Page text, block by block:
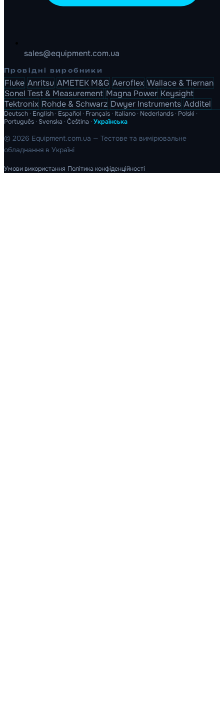
sales@equipment.com.ua
Провідні виробники
Fluke Anritsu AMETEK M&G Aeroflex Wallace & Tiernan
Sonel Test & Measurement Magna Power Keysight
Tektronix Rohde & Schwarz Dwyer Instruments Additel
Deutsch · English · Español · Français · Italiano · Nederlands · Polski ·
Português · Svenska · Čeština · Українська
© 2026 Equipment.com.ua — Тестове та вимірювальне
обладнання в Україні
Умови використання Політика конфіденційності